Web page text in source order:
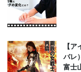
【
バレ
富士